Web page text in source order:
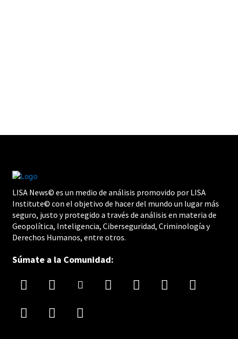
LISA News© es un medio de análisis promovido por LISA
Institute© con el objetivo de hacer del mundo un lugar más
seguro, justo y protegido a través de análisis en materia de
Geopolítica, Inteligencia, Ciberseguridad, Criminología y
Derechos Humanos, entre otros.
Súmate a la Comunidad: